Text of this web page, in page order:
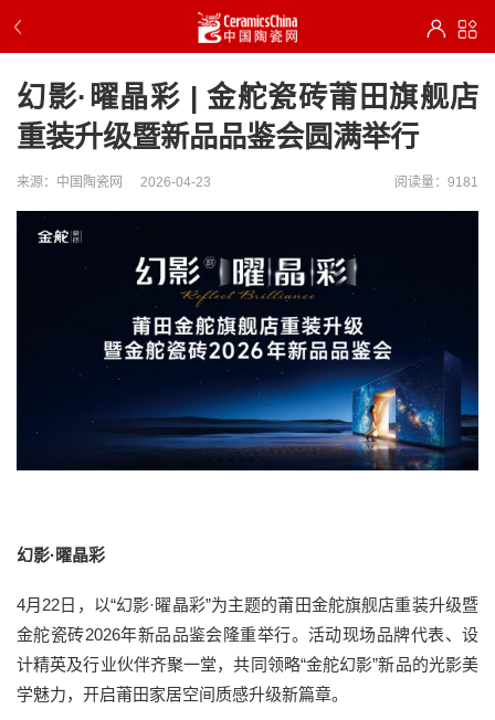
幻影·曜晶彩 | 金舵瓷砖莆田旗舰店
重装升级暨新品品鉴会圆满举行
来源：中国陶瓷网 2026-04-23 阅读量：9181
幻影·曜晶彩
4月22日，以“幻影·曜晶彩”为主题的莆田金舵旗舰店重装升级暨
金舵瓷砖2026年新品品鉴会隆重举行。活动现场品牌代表、设
计精英及行业伙伴齐聚一堂，共同领略“金舵幻影”新品的光影美
学魅力，开启莆田家居空间质感升级新篇章。